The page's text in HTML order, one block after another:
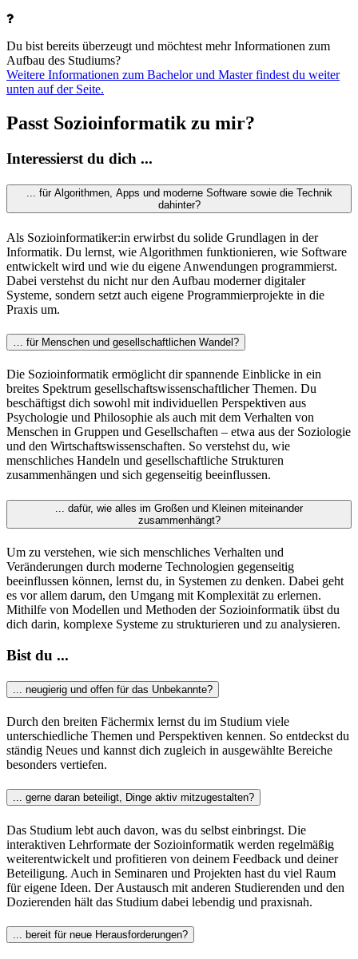
Du bist bereits überzeugt und möchtest mehr Informationen zum
Aufbau des Studiums?
Weitere Informationen zum Bachelor und Master findest du weiter
unten auf der Seite.
Passt Sozioinformatik zu mir?
Interessierst du dich ...
... für Algorithmen, Apps und moderne Software sowie die Technik
dahinter?
Als Sozioinformatiker:in erwirbst du solide Grundlagen in der
Informatik. Du lernst, wie Algorithmen funktionieren, wie Software
entwickelt wird und wie du eigene Anwendungen programmierst.
Dabei verstehst du nicht nur den Aufbau moderner digitaler
Systeme, sondern setzt auch eigene Programmierprojekte in die
Praxis um.
… für Menschen und gesellschaftlichen Wandel?
Die Sozioinformatik ermöglicht dir spannende Einblicke in ein
breites Spektrum gesellschaftswissenschaftlicher Themen. Du
beschäftigst dich sowohl mit individuellen Perspektiven aus
Psychologie und Philosophie als auch mit dem Verhalten von
Menschen in Gruppen und Gesellschaften – etwa aus der Soziologie
und den Wirtschaftswissenschaften. So verstehst du, wie
menschliches Handeln und gesellschaftliche Strukturen
zusammenhängen und sich gegenseitig beeinflussen.
... dafür, wie alles im Großen und Kleinen miteinander
zusammenhängt?
Um zu verstehen, wie sich menschliches Verhalten und
Veränderungen durch moderne Technologien gegenseitig
beeinflussen können, lernst du, in Systemen zu denken. Dabei geht
es vor allem darum, den Umgang mit Komplexität zu erlernen.
Mithilfe von Modellen und Methoden der Sozioinformatik übst du
dich darin, komplexe Systeme zu strukturieren und zu analysieren.
Bist du ...
... neugierig und offen für das Unbekannte?
Durch den breiten Fächermix lernst du im Studium viele
unterschiedliche Themen und Perspektiven kennen. So entdeckst du
ständig Neues und kannst dich zugleich in ausgewählte Bereiche
besonders vertiefen.
... gerne daran beteiligt, Dinge aktiv mitzugestalten?
Das Studium lebt auch davon, was du selbst einbringst. Die
interaktiven Lehrformate der Sozioinformatik werden regelmäßig
weiterentwickelt und profitieren von deinem Feedback und deiner
Beteiligung. Auch in Seminaren und Projekten hast du viel Raum
für eigene Ideen. Der Austausch mit anderen Studierenden und den
Dozierenden hält das Studium dabei lebendig und praxisnah.
... bereit für neue Herausforderungen?